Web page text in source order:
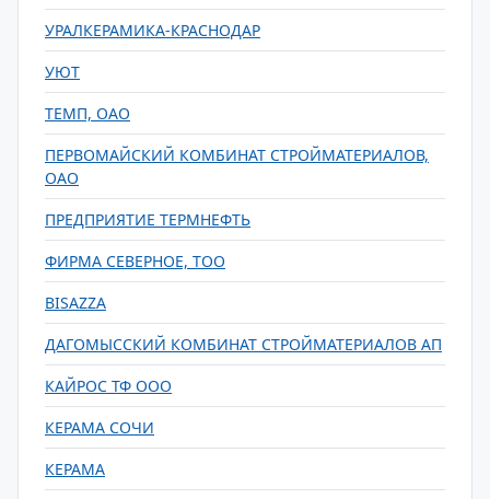
УРАЛКЕРАМИКА-КРАСНОДАР
УЮТ
ТЕМП, ОАО
ПЕРВОМАЙСКИЙ КОМБИНАТ СТРОЙМАТЕРИАЛОВ,
ОАО
ПРЕДПРИЯТИЕ ТЕРМНЕФТЬ
ФИРМА СЕВЕРНОЕ, ТОО
BISAZZA
ДАГОМЫССКИЙ КОМБИНАТ СТРОЙМАТЕРИАЛОВ АП
КАЙРОС ТФ ООО
КЕРАМА CОЧИ
КЕРАМА